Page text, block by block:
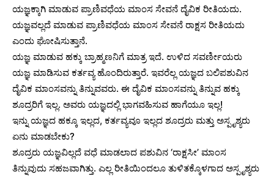
ಯಜ್ಞಕ್ಕಾಗಿ ಮಾಡುವ ಪ್ರಾಣಿವಧೆಯ ಮಾಂಸ ಸೇವನೆ ದೈವಿಕ ರೀತಿಯದು.
ಯಜ್ಞವಲ್ಲದೆ ಮಾಡುವ ಪ್ರಾಣಿವಧೆಯ ಮಾಂಸ ಸೇವನೆ ರಾಕ್ಷಸ ರೀತಿಯದು
ಎಂದು ಘೋಷಿಸುತ್ತಾನೆ.
ಯಜ್ಞ ಮಾಡುವ ಹಕ್ಕು ಬ್ರಾಹ್ಮಣನಿಗೆ ಮಾತ್ರ ಇದೆ. ಉಳಿದ ಸವರ್ಣೀಯರು
ಯಜ್ಞ ಮಾಡಿಸುವ ಕರ್ತವ್ಯ ಹೊಂದಿರುತ್ತಾರೆ. ಇವರೆಲ್ಲ ಯಜ್ಞದ ಬಲಿಪಶುವಿನ
ದೈವಿಕ ಮಾಂಸವನ್ನು ತಿನ್ನುವವರು. ಈ ದೈವಿಕ ಮಾಂಸವನ್ನು ತಿನ್ನುವ ಹಕ್ಕು
ಶೂದ್ರರಿಗೆ ಇಲ್ಲ. ಅವರು ಯಜ್ಞದಲ್ಲಿ ಭಾಗವಹಿಸುವ ಹಾಗೆಯೂ ಇಲ್ಲ!
ಇನ್ನು ಯಜ್ಞದ ಹಕ್ಕೂ ಇಲ್ಲದ, ಕರ್ತವ್ಯವೂ ಇಲ್ಲದ ಶೂದ್ರರು ಮತ್ತು ಅಸ್ಪೃಶ್ಯರು
ಏನು ಮಾಡಬೇಕು?
ಶೂದ್ರರು ಯಜ್ಞವಿಲ್ಲದೆ ವಧೆ ಮಾಡಲಾದ ಪಶುವಿನ ‘ರಾಕ್ಷಸೀ’ ಮಾಂಸ
ತಿನ್ನುವುದು ಸಹಜವಾಗಿತ್ತು. ಎಲ್ಲ ರೀತಿಯಿಂದಲೂ ತುಳಿತಕ್ಕೊಳಗಾದ ಅಸ್ಪೃಶ್ಯರು